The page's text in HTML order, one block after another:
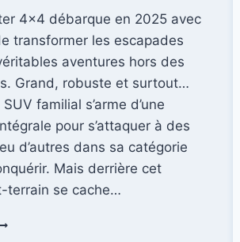
4×4 débarque en 2025 avec
transformer les escapades
aventures hors des
Grand, robuste et surtout…
familial s’arme d’une
pour s’attaquer à des
d’autres dans sa catégorie
Mais derrière cet
terrain se cache…